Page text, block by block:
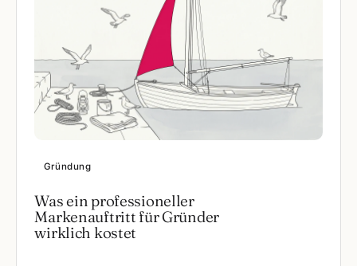
Gründung
Was ein professioneller
Markenauftritt für Gründer
wirklich kostet